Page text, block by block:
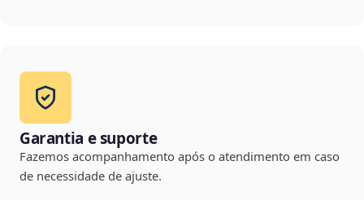
Garantia e suporte
Fazemos acompanhamento após o atendimento em caso
de necessidade de ajuste.